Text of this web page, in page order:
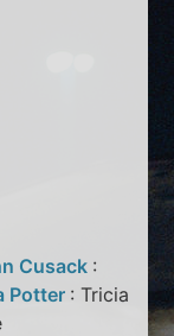
Cusack :
Potter : Tricia